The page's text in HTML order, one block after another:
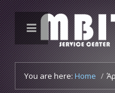
You are here:Home /